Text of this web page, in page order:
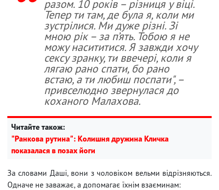
разом. 10 років – різниця у віці.
Тепер ти там, де була я, коли ми
зустрілися. Ми дуже різні. Зі
мною рік – за п’ять. Тобою я не
можу насититися. Я завжди хочу
сексу зранку, ти ввечері, коли я
лягаю рано спати, бо рано
встаю, а ти любиш поспати", –
привселюдно звернулася до
коханого Малахова.
Читайте також:
"Ранкова рутина": Колишня дружина Кличка
показалася в позах йоги
За словами Даші, вони з чоловіком вельми відрізняються.
Одначе не заважає, а допомагає їхнім взаєминам: